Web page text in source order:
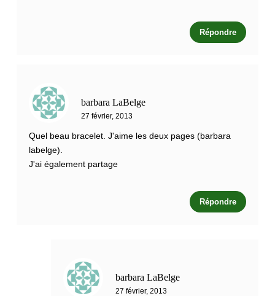
Répondre
barbara LaBelge
27 février, 2013
Quel beau bracelet. J'aime les deux pages (barbara
labelge).
J'ai également partage
Répondre
barbara LaBelge
27 février, 2013